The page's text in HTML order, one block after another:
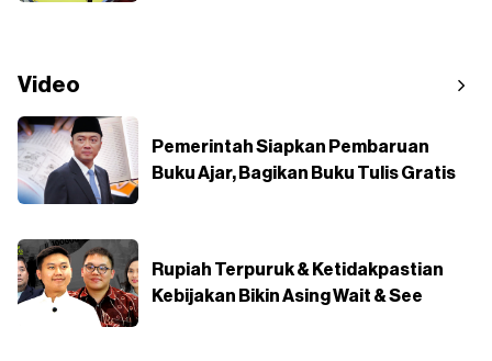
Video
Pemerintah Siapkan Pembaruan
Buku Ajar, Bagikan Buku Tulis Gratis
Rupiah Terpuruk & Ketidakpastian
Kebijakan Bikin Asing Wait & See